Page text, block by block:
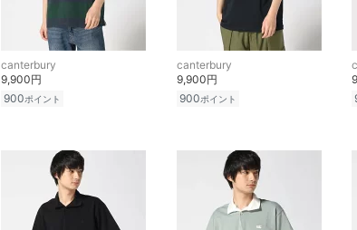
canterbury
9,900円
900ポイント
canterbury
9,900円
900ポイント